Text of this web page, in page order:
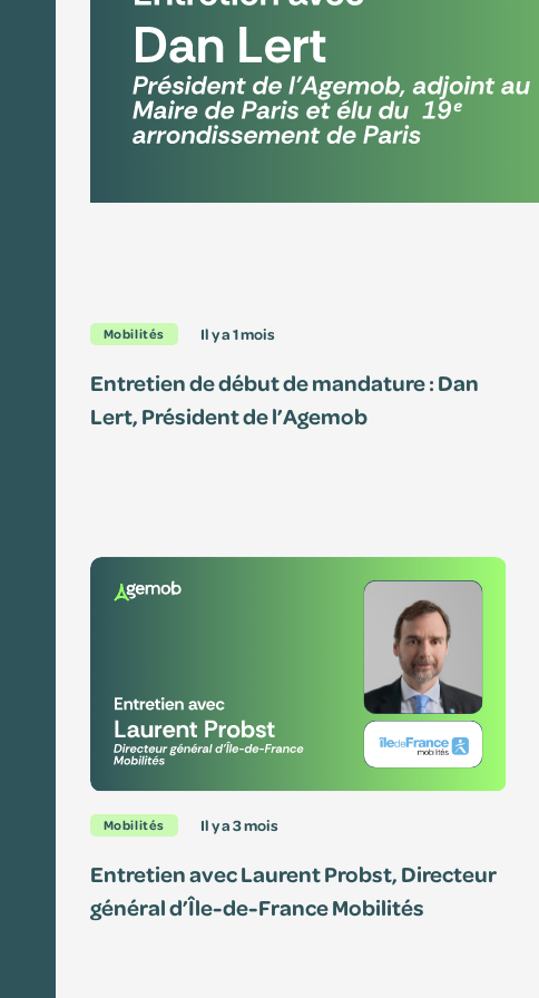
Gouvernance
Actes administratifs
Le vélo partagé
Comité des usagers
Mobilités il y a 1 mois
Entretien de début de mandature : Dan
Lert, Président de l’Agemob
Mobilités il y a 3 mois
Entretien avec Laurent Probst, Directeur
général d’Île-de-France Mobilités